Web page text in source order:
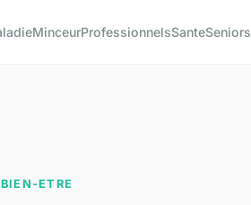
MinceurProfessionnelsSanteSeniors
BIEN-ETRE